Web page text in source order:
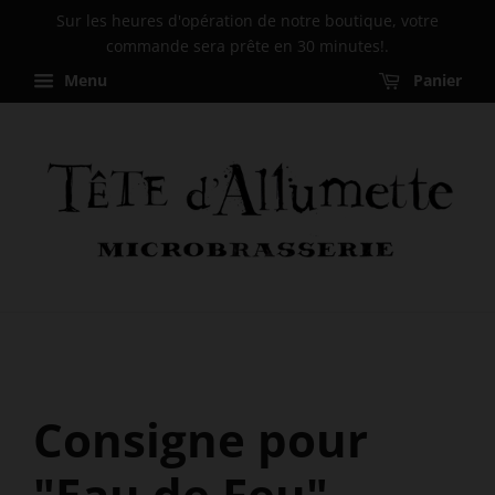
Sur les heures d'opération de notre boutique, votre
commande sera prête en 30 minutes!.
Menu
Panier
Consigne pour